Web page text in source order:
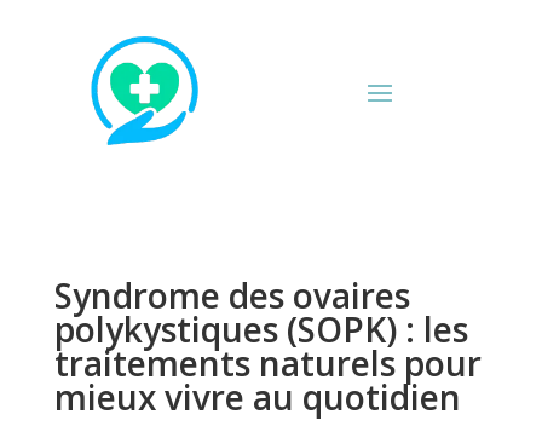
Syndrome des ovaires
polykystiques (SOPK) : les
traitements naturels pour
mieux vivre au quotidien